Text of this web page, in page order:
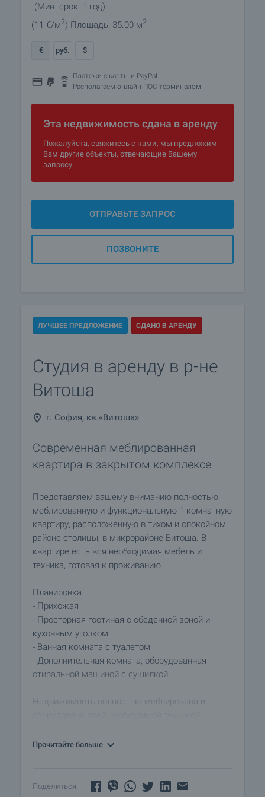
(Мин. срок: 1 год)
(11 €/м2) Площадь: 35.00 м2
€ руб. $
Платежи с карты и PayPal.
Располагаем онлайн ПОС терминалом
Эта недвижимость сдана в аренду
Пожалуйста, свяжитесь с нами, мы предложим
Вам другие объекты, отвечающие Вашему
запросу.
ОТПРАВЬТЕ ЗАПРОС
ПОЗВОНИТЕ
ЛУЧШЕЕ ПРЕДЛОЖЕНИЕ СДАНО В АРЕНДУ
Студия в аренду в р-не
Витоша
г. София, кв.«Витоша»
Современная меблированная
квартира в закрытом комплексе
Представляем вашему вниманию полностью
меблированную и функциональную 1-комнатную
квартиру, расположенную в тихом и спокойном
районе столицы, в микрорайоне Витоша. В
квартире есть вся необходимая мебель и
техника, готовая к проживанию.
Планировка:
- Прихожая
- Просторная гостиная с обеденной зоной и
кухонным уголком
- Ванная комната с туалетом
- Дополнительная комната, оборудованная
стиральной машиной с сушилкой
Недвижимость полностью меблирована и
- кондиционер
- ТВ
Прочитайте больше
Поделиться: